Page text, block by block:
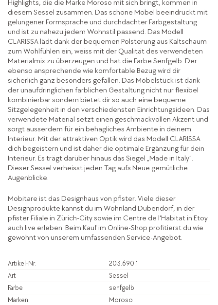
Highlights, die die Marke Moroso mit sich bringt, kommen in
diesem Sessel zusammen. Das schöne Möbel beeindruckt mit
gelungener Formsprache und durchdachter Farbgestaltung
und ist zu nahezu jedem Wohnstil passend. Das Modell
CLARISSA lädt dank der bequemen Polsterung aus Kaltschaum
zum Wohlfühlen ein, weiss mit der Qualität des verwendeten
Materialmix zu überzeugen und hat die Farbe Senfgelb. Der
ebenso ansprechende wie komfortable Bezug wird dir
sicherlich ganz besonders gefallen. Das Möbelstück ist dank
der unaufdringlichen farblichen Gestaltung nicht nur flexibel
kombinierbar sondern bietet dir so auch eine bequeme
Sitzgelegenheit in den verschiedensten Einrichtungsideen. Das
verwendete Material setzt einen geschmackvollen Akzent und
sorgt ausserdem für ein behagliches Ambiente in deinem
Interieur. Mit der attraktiven Optik wird das Modell CLARISSA
dich begeistern und ist daher die optimale Ergänzung für dein
Interieur. Es trägt darüber hinaus das Siegel „Made in Italy“.
Dieser Sessel verheisst jeden Tag aufs Neue gemütliche
Augenblicke.
Mobitare ist das Designhaus von pfister. Viele dieser
Designprodukte kannst du im Wohnland Dübendorf, in der
pfister Filiale in Zürich-City sowie im Centre de l'Habitat in Etoy
auch live erleben. Beim Kauf im Online-Shop profitierst du wie
gewohnt von unserem umfassenden Service-Angebot.
Artikel-Nr.
203.690.1
Art
Sessel
Farbe
senfgelb
Marken
Moroso